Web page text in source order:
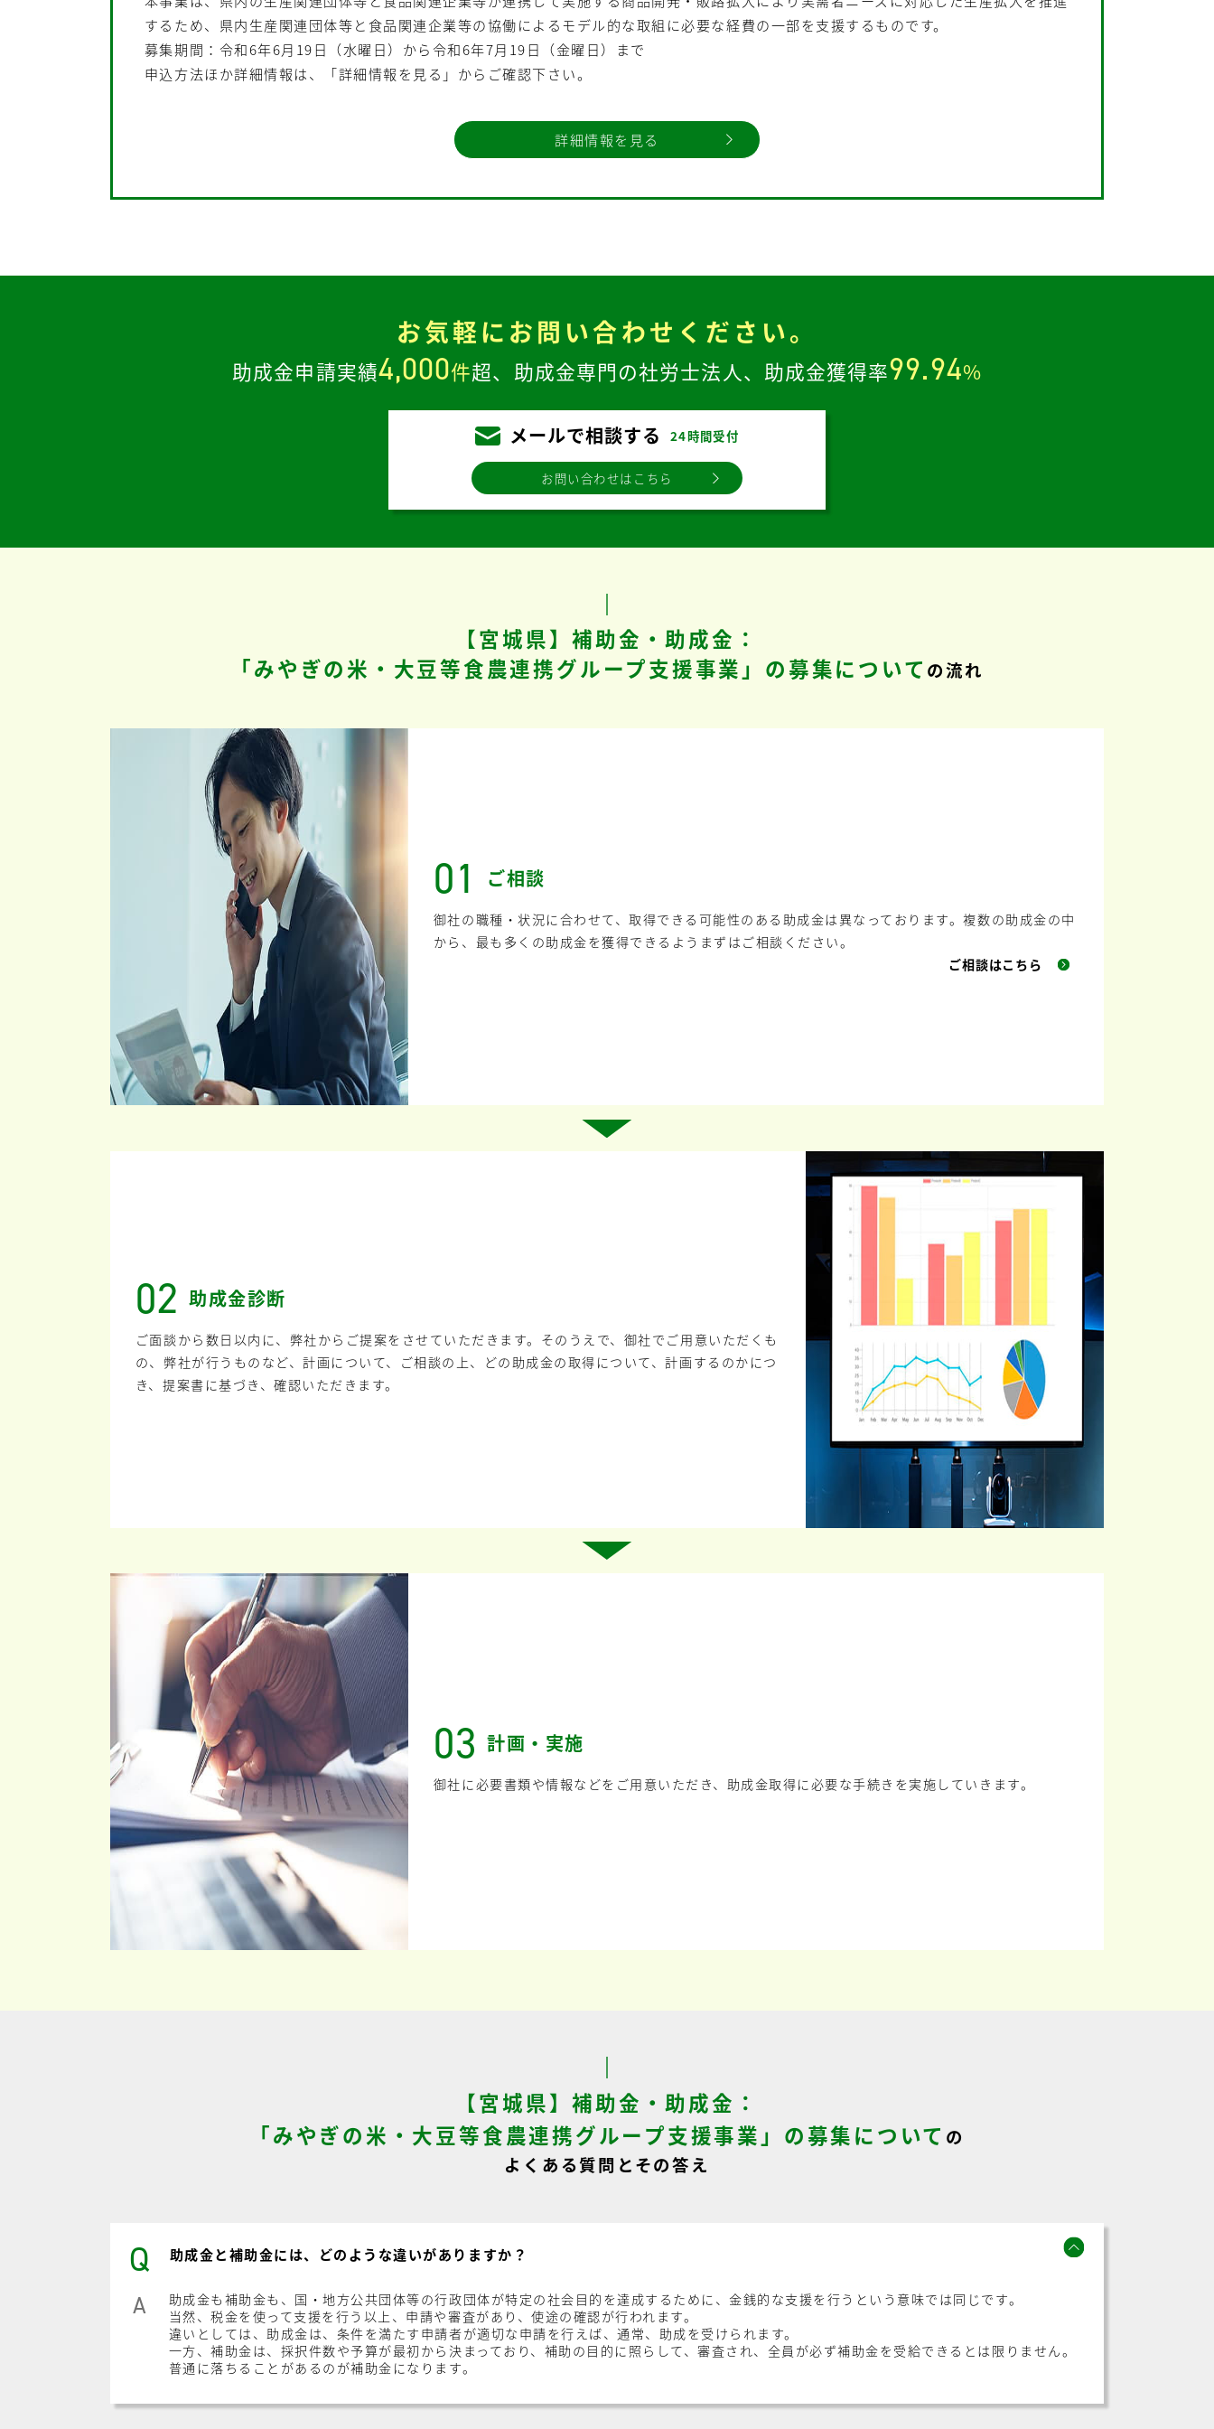
するため、県内生産関連団体等と食品関連企業等の協働によるモデル的な取組に必要な経費の一部を支援するものです。
募集期間：令和6年6月19日（水曜日）から令和6年7月19日（金曜日）まで
申込方法ほか詳細情報は、「詳細情報を見る」からご確認下さい。
詳細情報を見る
お気軽に お問い合わせください。
助成金申請実績4,000件超、 助成金専門の社労士法人、 助成金獲得率99.94%
メールで相談する 24時間受付
お問い合わせはこちら
【宮城県】補助金・助成金：
「みやぎの米・大豆等食農連携グループ支援事業」の募集について の流れ
01 ご相談
御社の職種・状況に合わせて、取得できる可能性のある助成金は異なっております。複数の助成金の中
から、最も多くの助成金を獲得できるようまずはご相談ください。
ご相談はこちら
02 助成金診断
ご面談から数日以内に、弊社からご提案をさせていただきます。そのうえで、御社でご用意いただくも
の、弊社が行うものなど、計画について、ご相談の上、どの助成金の取得について、計画するのかにつ
き、提案書に基づき、確認いただきます。
03 計画・実施
御社に必要書類や情報などをご用意いただき、助成金取得に必要な手続きを実施していきます。
【宮城県】補助金・助成金：
「みやぎの米・大豆等食農連携グループ支援事業」の募集について の
よくある質問とその答え
Q 助成金と補助金には、どのような違いがありますか？
A
助成金も補助金も、国・地方公共団体等の行政団体が特定の社会目的を達成するために、金銭的な支援を行うという意味では同じです。
当然、税金を使って支援を行う以上、申請や審査があり、使途の確認が行われます。
違いとしては、助成金は、条件を満たす申請者が適切な申請を行えば、通常、助成を受けられます。
一方、補助金は、採択件数や予算が最初から決まっており、補助の目的に照らして、審査され、全員が必ず補助金を受給できるとは限りません。
普通に落ちることがあるのが補助金になります。